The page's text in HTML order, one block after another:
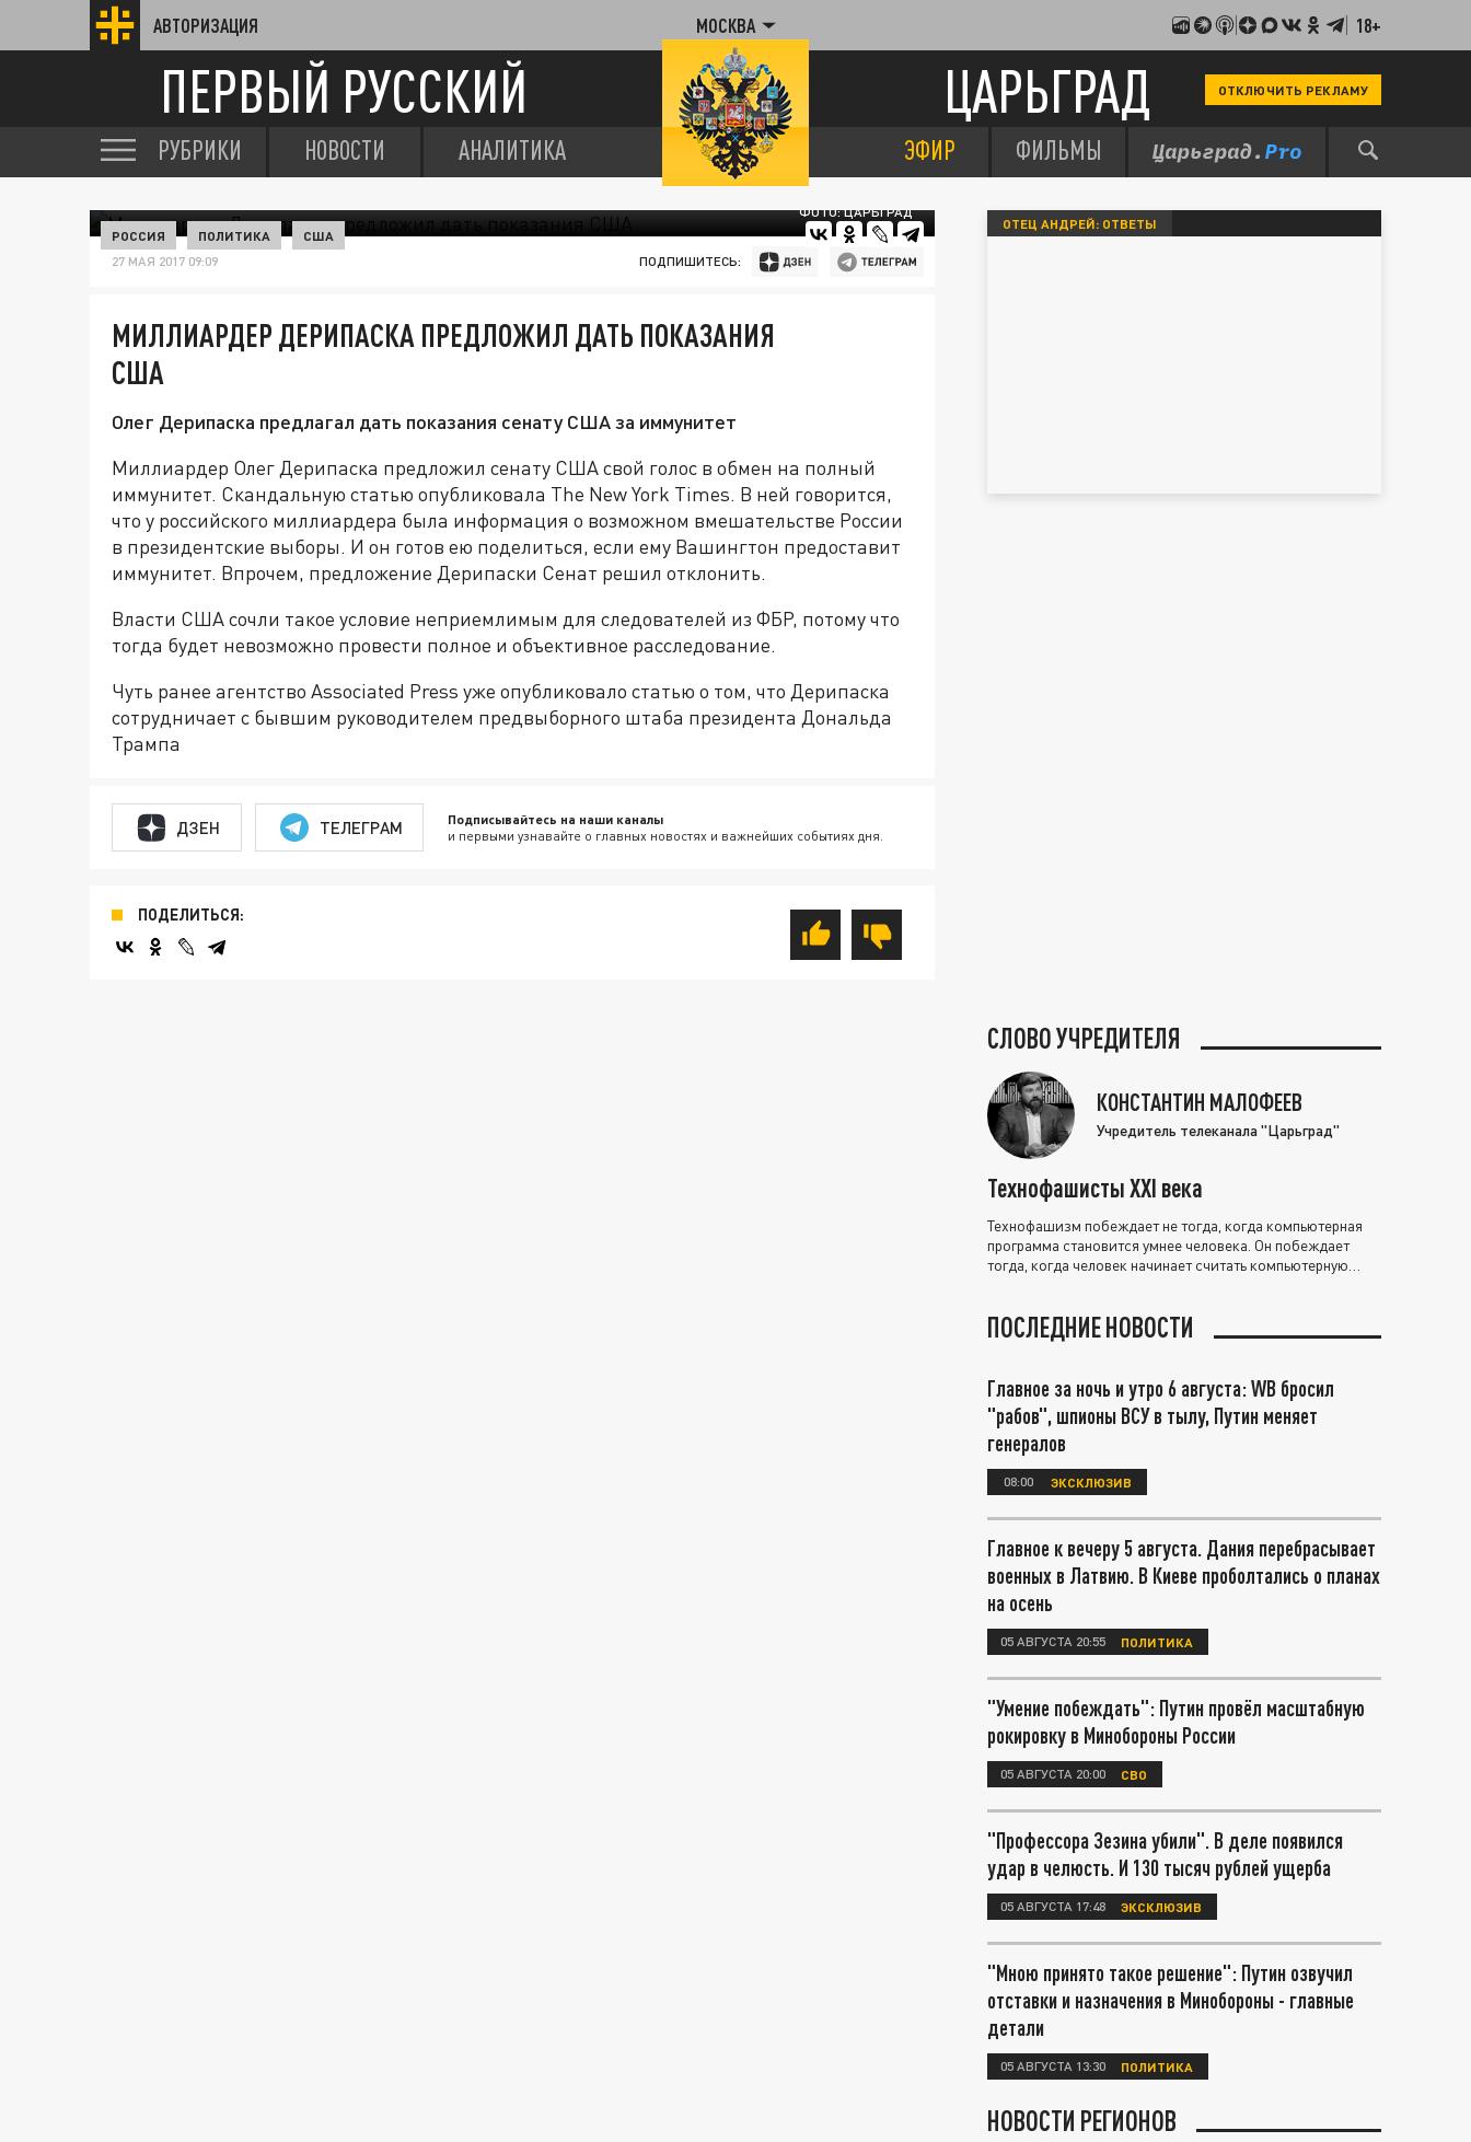
АВТОРИЗАЦИЯ МОСКВА 18+
ПЕРВЫЙ РУССКИЙ ЦАРЬГРАД ОТКЛЮЧИТЬ РЕКЛАМУ
РУБРИКИ НОВОСТИ АНАЛИТИКА ЭФИР ФИЛЬМЫ
ФОТО: ЦАРЬГРАД
РОССИЯ ПОЛИТИКА США
27 МАЯ 2017 09:09 ПОДПИШИТЕСЬ:
МИЛЛИАРДЕР ДЕРИПАСКА ПРЕДЛОЖИЛ ДАТЬ ПОКАЗАНИЯ
США
Олег Дерипаска предлагал дать показания сенату США за иммунитет
Миллиардер Олег Дерипаска предложил сенату США свой голос в обмен на полный
иммунитет. Скандальную статью опубликовала The New York Times. В ней говорится,
что у российского миллиардера была информация о возможном вмешательстве России
в президентские выборы. И он готов ею поделиться, если ему Вашингтон предоставит
иммунитет. Впрочем, предложение Дерипаски Сенат решил отклонить.
Власти США сочли такое условие неприемлимым для следователей из ФБР, потому что
тогда будет невозможно провести полное и объективное расследование.
Чуть ранее агентство Associated Press уже опубликовало статью о том, что Дерипаска
сотрудничает с бывшим руководителем предвыборного штаба президента Дональда
Трампа
ДЗЕН ТЕЛЕГРАМ Подписывайтесь на наши каналы
и первыми узнавайте о главных новостях и важнейших событиях дня.
ПОДЕЛИТЬСЯ:
ОТЕЦ АНДРЕЙ: ОТВЕТЫ
СЛОВО УЧРЕДИТЕЛЯ
КОНСТАНТИН МАЛОФЕЕВ
Учредитель телеканала "Царьград"
Технофашисты XXI века
Технофашизм побеждает не тогда, когда компьютерная
программа становится умнее человека. Он побеждает
тогда, когда человек начинает считать компьютерную
ПОСЛЕДНИЕ НОВОСТИ
Главное за ночь и утро 6 августа: WB бросил
"рабов", шпионы ВСУ в тылу, Путин меняет
генералов
08:00 ЭКСКЛЮЗИВ
Главное к вечеру 5 августа. Дания перебрасывает
военных в Латвию. В Киеве проболтались о планах
на осень
05 АВГУСТА 20:55 ПОЛИТИКА
"Умение побеждать": Путин провёл масштабную
рокировку в Минобороны России
05 АВГУСТА 20:00 СВО
"Профессора Зезина убили". В деле появился
удар в челюсть. И 130 тысяч рублей ущерба
05 АВГУСТА 17:48 ЭКСКЛЮЗИВ
"Мною принято такое решение": Путин озвучил
отставки и назначения в Минобороны - главные
детали
05 АВГУСТА 13:30 ПОЛИТИКА
НОВОСТИ РЕГИОНОВ